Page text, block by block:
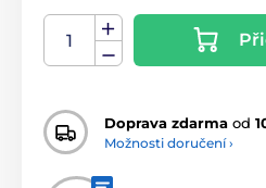
Doprava zdarma od
Možnosti doručení ›